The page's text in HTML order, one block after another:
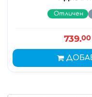
Отличен
739.00